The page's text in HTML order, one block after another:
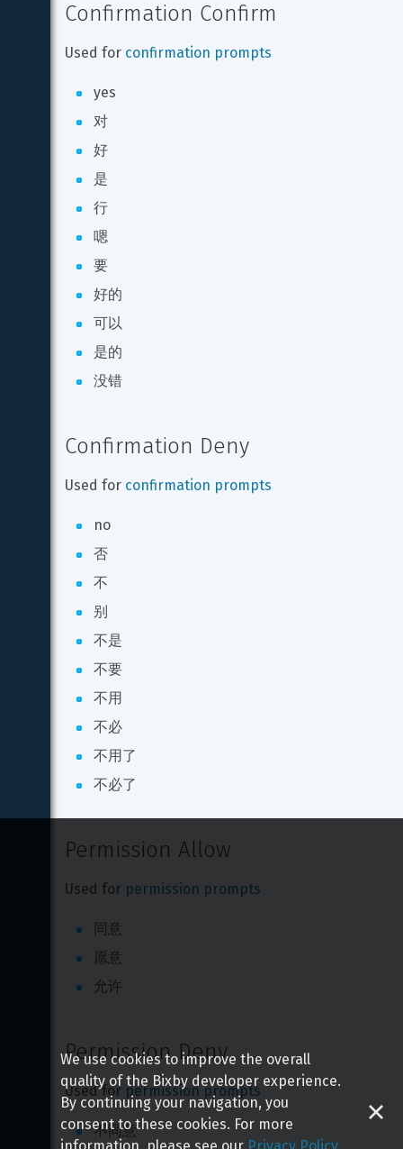
Confirmation Confirm
Used for confirmation prompts
yes
对
好
是
行
嗯
要
好的
可以
是的
没错
Confirmation Deny
Used for confirmation prompts
no
否
不
别
不是
不要
不用
不必
不用了
不必了
Permission Allow
Used for permission prompts
同意
愿意
允许
Permission Deny
Used for permission prompts
不同意
We use cookies to improve the overall
quality of the Bixby developer experience.
By continuing your navigation, you
consent to these cookies. For more